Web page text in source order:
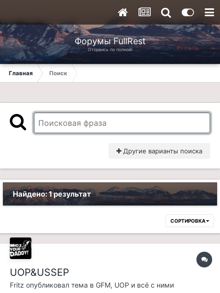
Форумы FullRest
Оторвись по полной!
Главная Поиск
Другие варианты поиска
Найдено: 1 результат
СОРТИРОВКА
UOP&USSEP
Fritz опубликовал тема в GFM, UOP и всё с ними